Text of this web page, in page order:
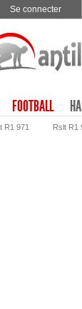
Se connecter
FOOTBALL
R1 971 Rslt R1